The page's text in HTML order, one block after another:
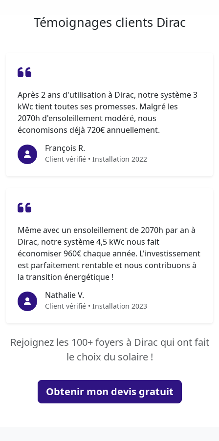
Témoignages clients Dirac
Après 2 ans d'utilisation à Dirac, notre système 3
kWc tient toutes ses promesses. Malgré les
2070h d'ensoleillement modéré, nous
économisons déjà 720€ annuellement.
François R.
Client vérifié • Installation 2022
Même avec un ensoleillement de 2070h par an à
Dirac, notre système 4,5 kWc nous fait
économiser 960€ chaque année. L'investissement
est parfaitement rentable et nous contribuons à
la transition énergétique !
Nathalie V.
Client vérifié • Installation 2023
Rejoignez les 100+ foyers à Dirac qui ont fait
le choix du solaire !
Obtenir mon devis gratuit